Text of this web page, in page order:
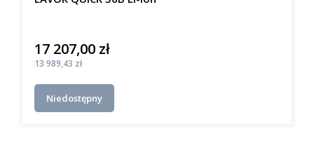
Cena
17 207,00 zł
Cena
13 989,43 zł
Niedostępny